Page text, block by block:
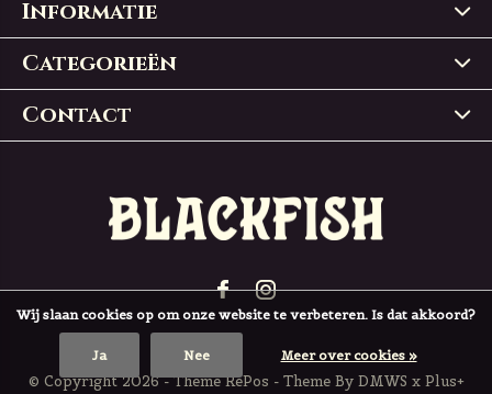
Informatie
Categorieën
Contact
© Copyright2026- Theme RePos - Theme By DMWS x Plus+
Wij slaan cookies op om onze website te verbeteren. Is dat akkoord?
Ja Nee Meer over cookies »